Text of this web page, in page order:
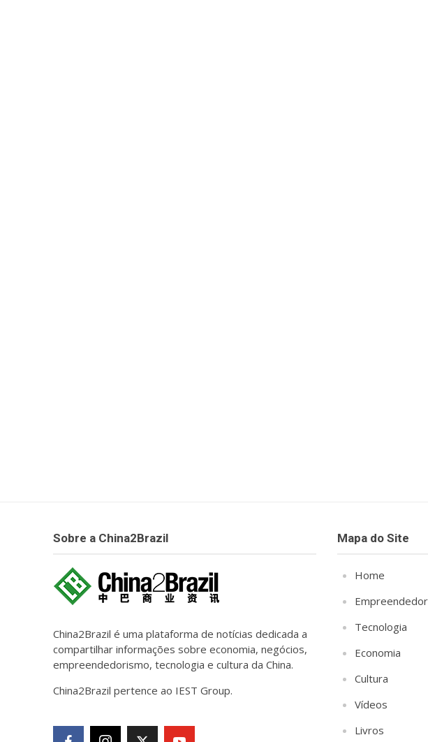
Sobre a China2Brazil
China2Brazil é uma plataforma de notícias dedicada a
compartilhar informações sobre economia, negócios,
empreendedorismo, tecnologia e cultura da China.
China2Brazil pertence ao IEST Group.
Mapa do Site
Home
Tecnologia
Economia
Cultura
Vídeos
Livros